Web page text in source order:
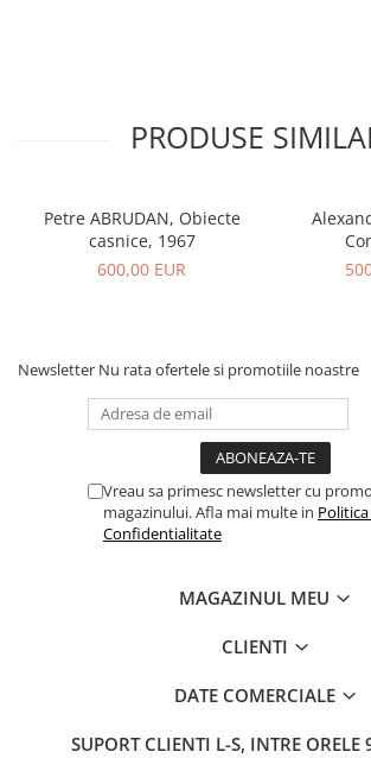
PRODUSE
Petre ABRUDAN, Obiecte
casnice, 1967
600,00 EUR
Newsletter Nu rata ofertele si promotiile noastre
Vreau sa primesc newsletter cu
magazinului. Afla mai multe in
Confidentialitate
MAGAZINUL MEU
CLIENTI
DATE COMERCIALE
SUPORT CLIENTI L-S, INTRE